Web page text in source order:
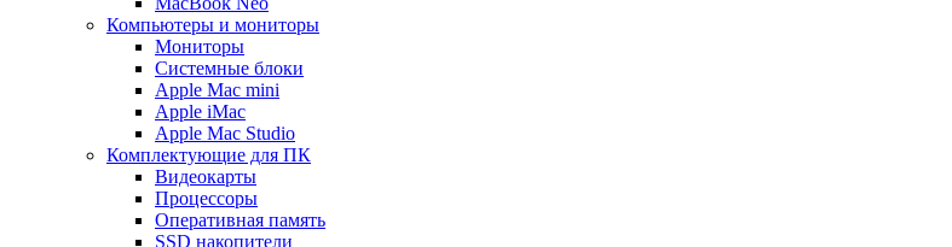
Компьютеры и мониторы
Мониторы
Системные блоки
Apple Mac mini
Apple iMac
Apple Mac Studio
Комплектующие для ПК
Видеокарты
Процессоры
Оперативная память
SSD накопители